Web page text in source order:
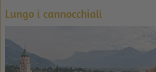
Lungo i cannocchiali